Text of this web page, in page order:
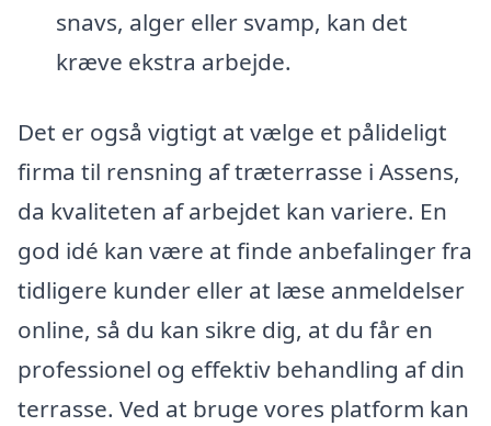
snavs, alger eller svamp, kan det
kræve ekstra arbejde.
Det er også vigtigt at vælge et pålideligt
firma til rensning af træterrasse i Assens,
da kvaliteten af arbejdet kan variere. En
god idé kan være at finde anbefalinger fra
tidligere kunder eller at læse anmeldelser
online, så du kan sikre dig, at du får en
professionel og effektiv behandling af din
terrasse. Ved at bruge vores platform kan